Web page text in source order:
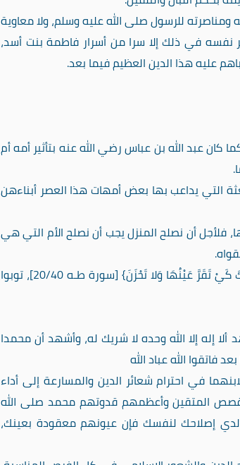
للرسول صلى الله عليه وسلم، ولا معاوية
نفسه في ذلك إلا سرا من أسرار فاطمة بنت أسد،
عليه هذا الدين العظيم فيما بعد.
كان عبد الله بن عباس رضي الله عنه بتأثير أمه أم
التي يداعب بها بعض أمهات هذا العصر أبناءهن
فلأجل أن نصلح المنزل يجب أن نصلح الأم التي هي
{إِذْ تَمْشِي أُخْتُكَ فَتَقُولُ هَلْ أَدُلُّكُمْ عَلَى مَن يَكْفُلُهُ فَرَجَعْنَاكَ إِلَى أُمِّكَ كَيْ تَقَرَّ عَيْنُهَا وَلا تَحْزَنَ} [سورة طـه 20/40]، توبوا
إله إلا الله وحده لا شريك له، وأشهد أن محمدا
فاتقوا الله عباد الله
في احترام شعائر الدين والمسارعة إلى أداء
وقصص المتقين وأعظمهم قدوتهم محمد صلى الله
إصلاحك لنفسك فإن عيونهم معقودة بعينك،